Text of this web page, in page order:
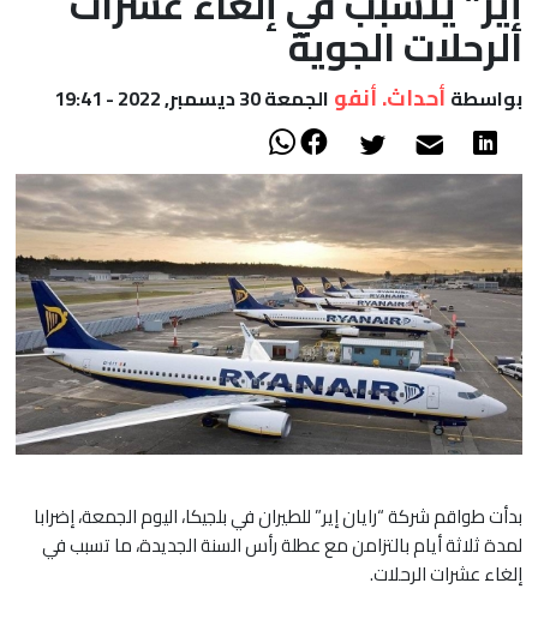
الرحلات الجوية
بواسطة أحداث. أنفو الجمعة 30 ديسمبر, 2022 - 19:41
بدأت طواقم شركة “رايان إير” للطيران في بلجيكا، اليوم الجمعة، إضرابا
لمدة ثلاثة أيام بالتزامن مع عطلة رأس السنة الجديدة، ما تسبب في
إلغاء عشرات الرحلات.